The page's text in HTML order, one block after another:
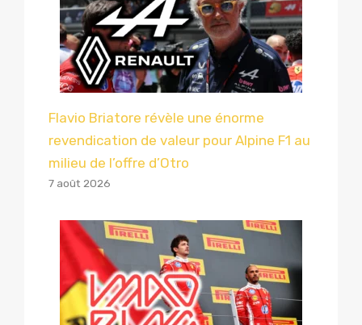
Flavio Briatore révèle une énorme
revendication de valeur pour Alpine F1 au
milieu de l’offre d’Otro
7 août 2026